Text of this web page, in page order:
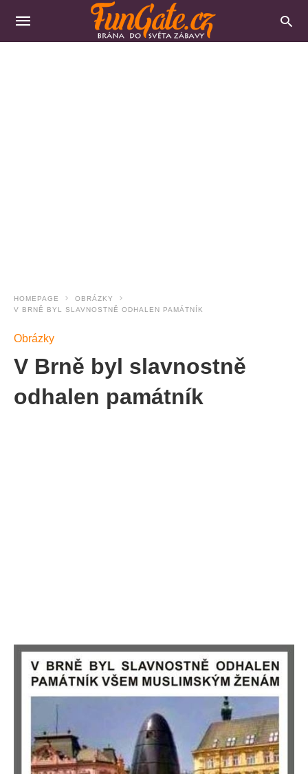
HOMEPAGE
OBRÁZKY
V BRNĚ BYL SLAVNOSTNĚ ODHALEN PAMÁTNÍK
Obrázky
V Brně byl slavnostně
odhalen památník